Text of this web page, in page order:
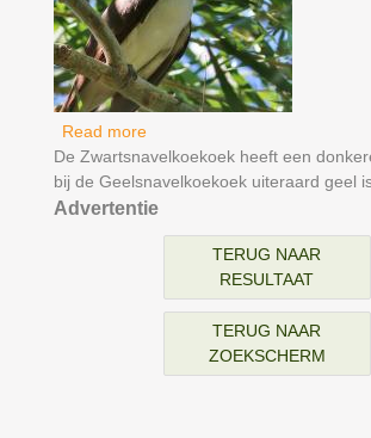
Read moreabout Geelsnavelkoekoek
De Zwartsnavelkoekoek heeft een
bij de Geelsnavelkoekoek uiteraard geel
Advertentie
TERUG NAAR
RESULTAAT
TERUG NAAR
ZOEKSCHERM